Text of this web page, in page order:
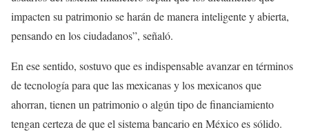
impacten su patrimonio se harán de manera inteligente y abierta,
pensando en los ciudadanos”, señaló.
En ese sentido, sostuvo que es indispensable avanzar en términos
de tecnología para que las mexicanas y los mexicanos que
ahorran, tienen un patrimonio o algún tipo de financiamiento
tengan certeza de que el sistema bancario en México es sólido.